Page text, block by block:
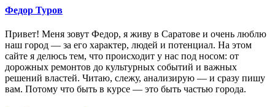
Федор Туров
Привет! Меня зовут Федор, я живу в Саратове и очень люблю
наш город — за его характер, людей и потенциал. На этом
сайте я делюсь тем, что происходит у нас под носом: от
дорожных ремонтов до культурных событий и важных
решений властей. Читаю, слежу, анализирую — и сразу пишу
вам. Потому что быть в курсе — это быть частью города.